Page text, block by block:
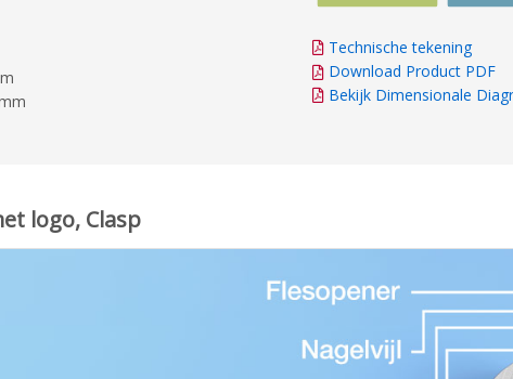
Technische tekening
Download Product PDF
Bekijk Dimensionale
logo, Clasp